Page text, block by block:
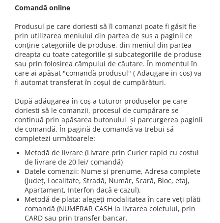
Sandale
Comandă online
Produsul pe care doriesti să îl comanzi poate fi găsit fie
prin utilizarea meniului din partea de sus a paginii ce
conține categoriile de produse, din meniul din partea
dreapta cu toate categoriile și subcategoriile de produse
sau prin folosirea câmpului de căutare. În momentul în
care ai apăsat "comandă produsul" ( Adaugare in cos) va
fi automat transferat în coșul de cumpărături.
După adăugarea în coș a tuturor produselor pe care
doriesti să le comanzii, procesul de cumpărare se
continuă prin apăsarea butonului și parcurgerea paginii
de comandă. În pagină de comandă va trebui să
completezi următoarele:
Metodă de livrare (Livrare prin Curier rapid cu costul
de livrare de 20 lei/ comandă)
Datele comenzii: Nume și prenume, Adresa complete
(Județ, Localitate, Stradă, Număr, Scară, Bloc, etaj,
Apartament, Interfon dacă e cazul).
Metodă de plata: alegeți modalitatea în care veți plăti
comandă (NUMERAR CASH la livrarea coletului, prin
CARD sau prin transfer bancar.